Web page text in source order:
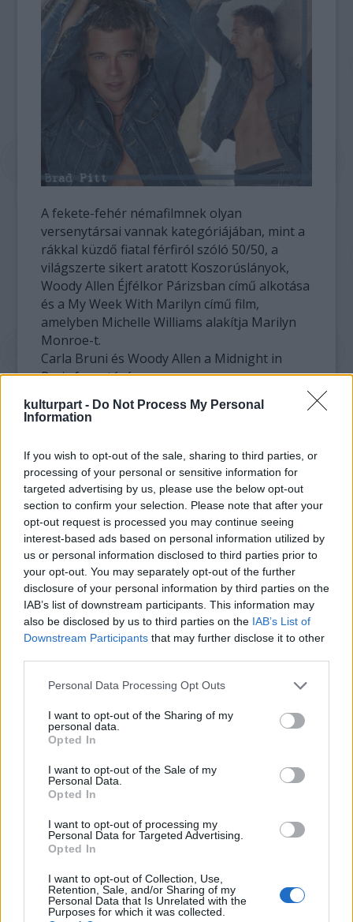
kulturpart - Do Not Process My Personal
Information
If you wish to opt-out of the sale, sharing to third parties, or
processing of your personal or sensitive information for
targeted advertising by us, please use the below opt-out
section to confirm your selection. Please note that after your
opt-out request is processed you may continue seeing
interest-based ads based on personal information utilized by
us or personal information disclosed to third parties prior to
your opt-out. You may separately opt-out of the further
disclosure of your personal information by third parties on the
IAB’s list of downstream participants. This information may
also be disclosed by us to third parties on the IAB’s List of
Downstream Participants that may further disclose it to other
Please note that this website/app uses one or more Google
not limited to your visit or usage behaviour. You may click to
grant or deny consent to Google and its third-party tags to
use your data for below specified purposes in below Google
consent section.
Personal Data Processing Opt Outs
I want to opt-out of the Sharing of my
personal data.
Opted In
I want to opt-out of the Sale of my
Personal Data.
Opted In
I want to opt-out of processing my
Personal Data for Targeted Advertising.
Opted In
I want to opt-out of Collection, Use,
Retention, Sale, and/or Sharing of my
Personal Data that Is Unrelated with the
Purposes for which it was collected.
A fekete-fehér némafilmnek olyan
versenytársai vannak kategóriájában, mint a
rákkal küzdő fiatal férfiról szóló 50/50, a
világszerte sikert aratott Koszorúslányok,
Woody Allen Éjfélkor Párizsban című alkotása
és a My Week With Marilyn című film,
amelyben Michelle Williams alakítja Marilyn
Monroe-t.
Carla Bruni és Woody Allen a Midnight in
Paris forgatásán
Ezt az alakítást a HFPA tagjai is értékelték:
vígjáték vagy musical színésznő
kategóriában, ahol Charlize Theronnal
(Pszichoszingli), Kristen Wiiggel
(Koszorúslányok) és Kate Winslettel
(Csetepaté) kell megküzdenie.
George Clooney összesen három jelölést
kapott a tudósítóktól: a legjobb drámai
színész díjára az Utódok című családi
történettel esélyes, de A hatalom árnyékában
című filmjével a rendezői és forgatókönyvírói
díjat is elnyerheti.
A filmdrámák színészei közül Clooney az FBI-
Edgar), a Shame-ben szereplő Michael
Fassbenderrel, a Pánzcsinálóban
szembe, valamint Ryan Goslinggal, akire A
hatalom árnyékában című filmje egyik
Angelina Jolie és Brad Pitt a 2011-es Golden
Globe-on
A legjobb idegen nyelvű filmek között a kínai
Csin ling si csaj (A háború virágai), az